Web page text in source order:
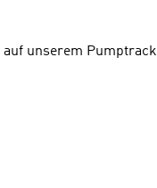
unserem Pumptrack